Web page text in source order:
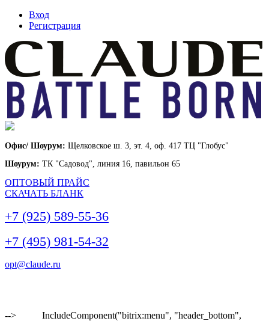
Вход
Регистрация
Офис/ Шоурум: Щелковское ш. 3, эт. 4, оф. 417 ТЦ "Глобус"
Шоурум: ТК "Садовод", линия 16, павильон 65
ОПТОВЫЙ ПРАЙС
СКАЧАТЬ БЛАНК
+7 (925) 589-55-36
+7 (495) 981-54-32
opt@claude.ru
-->
IncludeComponent("bitrix:menu", "header_bottom",